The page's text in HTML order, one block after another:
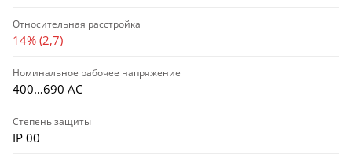
Относительная расстройка
14% (2,7)
Номинальное рабочее напряжение
400…690 АС
Степень защиты
IP 00